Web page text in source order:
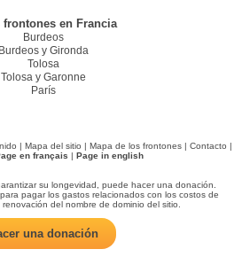
frontones en Francia
Burdeos
Burdeos y Gironda
Tolosa
Tolosa y Garonne
París
| Mapa del sitio | Mapa de los frontones | Contacto |
en français | Page in english
su longevidad, puede hacer una donación.
pagar los gastos relacionados con los costos de
del nombre de dominio del sitio.
una donación